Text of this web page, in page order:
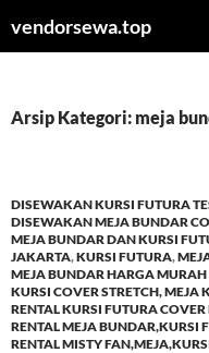
kevendorsewa.top
Arsip Kategori: meja
DISEWAKAN KURSI FUTURA
DISEWAKAN MEJA BUNDAR
MEJA BUNDAR DAN KURSI
JAKARTA,KURSI FUTURA,
MEJA BUNDAR HARGA
KURSI COVER STRETCH,
RENTAL KURSI FUTURA
RENTAL MEJA BUNDAR,KURSI
RENTAL MISTY